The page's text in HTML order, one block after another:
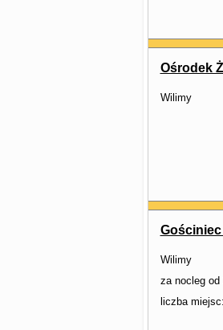
Ośrodek
Wilimy
Wilimy
za nocleg od
liczba miejsc: